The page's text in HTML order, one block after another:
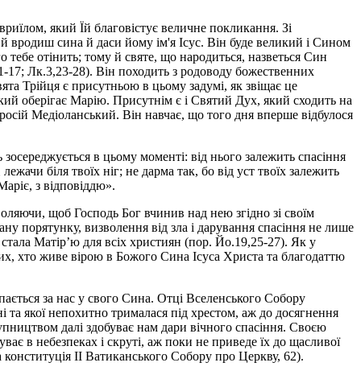
який Їй благовістує величне покликання. Зі
вродиш сина й даси йому ім'я Ісус. Він буде великий і Сином
отінить; тому й святе, що народиться, назветься Син
17; Лк.3,23-28). Він походить з родоводу божественних
Трійця є присутньою в цьому задумі, як звіщає це
оберігає Марію. Присутнім є і Святий Дух, який сходить на
Медіоланський. Він навчає, що того дня вперше відбулося
в цьому моменті: від нього залежить спасіння
біля твоїх ніг; не дарма так, бо від уст твоїх залежить
з відповіддю».
щоб Господь Бог вчинив над нею згідно зі своїм
порятунку, визволення від зла і дарування спасіння не лише
Матір’ю для всіх християн (пор. Йо.19,25-27). Як у
хто живе вірою в Божого Сина Ісуса Христа та благодаттю
за нас у свого Сина. Отці Вселенського Собору
та якої непохитно трималася під хрестом, аж до досягнення
далі здобуває нам дари вічного спасіння. Своєю
в небезпеках і скруті, аж поки не приведе їх до щасливої
ІІ Ватиканського Собору про Церкву, 62).